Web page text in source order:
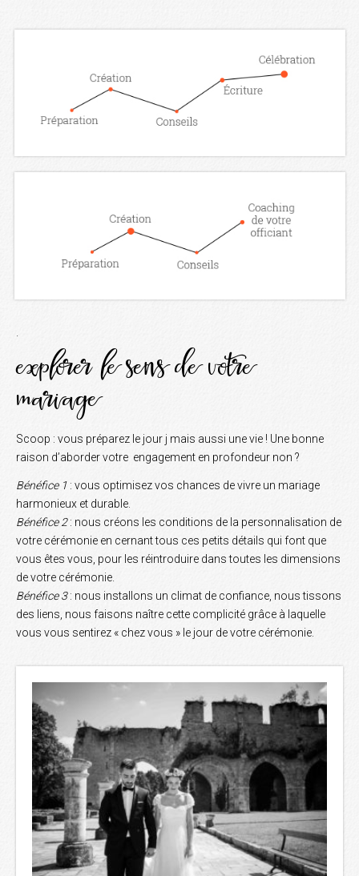
explorer le sens de votre
mariage
Scoop : vous préparez le jour j mais aussi une vie ! Une bonne
raison d’aborder votre engagement en profondeur non ?
Bénéfice 1 : vous optimisez vos chances de vivre un mariage
harmonieux et durable.
Bénéfice 2: nous créons les conditions de la personnalisation de
votre cérémonie en cernant tous ces petits détails qui font que
vous êtes vous, pour les réintroduire dans toutes les dimensions
de votre cérémonie.
Bénéfice 3: nous installons un climat de confiance, nous tissons
des liens, nous faisons naître cette complicité grâce à laquelle
vous vous sentirez « chez vous » le jour de votre cérémonie.